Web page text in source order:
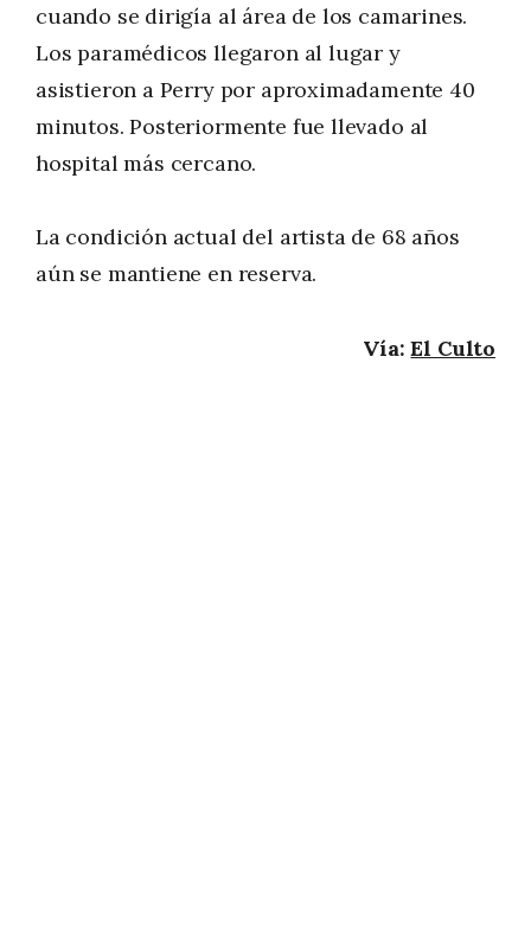
cuando se dirigía al área de los camarines.
Los paramédicos llegaron al lugar y
asistieron a Perry por aproximadamente 40
minutos. Posteriormente fue llevado al
hospital más cercano.
La condición actual del artista de 68 años
aún se mantiene en reserva.
Vía:El Culto